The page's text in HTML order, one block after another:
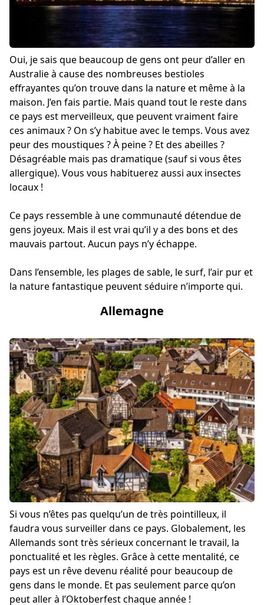
Oui, je sais que beaucoup de gens ont peur d’aller en
Australie à cause des nombreuses bestioles
effrayantes qu’on trouve dans la nature et même à la
maison. J’en fais partie. Mais quand tout le reste dans
ce pays est merveilleux, que peuvent vraiment faire
ces animaux ? On s’y habitue avec le temps. Vous avez
peur des moustiques ? À peine ? Et des abeilles ?
Désagréable mais pas dramatique (sauf si vous êtes
allergique). Vous vous habituerez aussi aux insectes
locaux !
Ce pays ressemble à une communauté détendue de
gens joyeux. Mais il est vrai qu’il y a des bons et des
mauvais partout. Aucun pays n’y échappe.
Dans l’ensemble, les plages de sable, le surf, l’air pur et
la nature fantastique peuvent séduire n’importe qui.
Allemagne
Si vous n’êtes pas quelqu’un de très pointilleux, il
faudra vous surveiller dans ce pays. Globalement, les
Allemands sont très sérieux concernant le travail, la
ponctualité et les règles. Grâce à cette mentalité, ce
pays est un rêve devenu réalité pour beaucoup de
gens dans le monde. Et pas seulement parce qu’on
peut aller à l’Oktoberfest chaque année !